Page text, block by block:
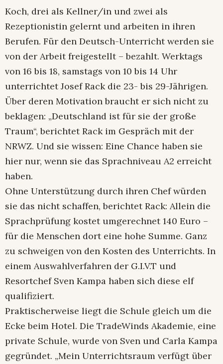
Koch, drei als Kellner/in und zwei als
Rezeptionistin gelernt und arbeiten in ihren
Berufen. Für den Deutsch-Unterricht werden sie
von der Arbeit freigestellt – bezahlt. Werktags
von 16 bis 18, samstags von 10 bis 14 Uhr
unterrichtet Josef Rack die 23- bis 29-Jährigen.
Über deren Motivation braucht er sich nicht zu
beklagen: „Deutschland ist für sie der große
Traum“, berichtet Rack im Gespräch mit der
NRWZ. Und sie wissen: Eine Chance haben sie
hier nur, wenn sie das Sprachniveau A2 erreicht
haben.
Ohne Unterstützung durch ihren Chef würden
sie das nicht schaffen, berichtet Rack: Allein die
Sprachprüfung kostet umgerechnet 140 Euro –
für die Menschen dort eine hohe Summe. Ganz
zu schweigen von den Kosten des Unterrichts. In
einem Auswahlverfahren der G.I.V.T und
Resortchef Sven Kampa haben sich diese elf
qualifiziert.
Praktischerweise liegt die Schule gleich um die
Ecke beim Hotel. Die TradeWinds Akademie, eine
private Schule, wurde von Sven und Carla Kampa
gegründet. „Mein Unterrichtsraum verfügt über